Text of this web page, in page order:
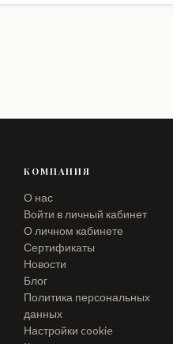
КОМПАНИЯ
О нас
Войти в личный кабинет
О личном кабинете
Сертификаты
Новости
Блог
Политика персональных
данных
Настройки cookie